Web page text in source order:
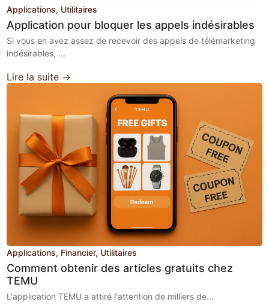
Applications Utilitaires
Application pour bloquer les appels indésirables
Si vous en avez assez de recevoir des appels de télémarketing
indésirables, ...
Lire la suite →
Applications Financier Utilitaires
Comment obtenir des articles gratuits chez
TEMU
L'application TEMU a attiré l'attention de milliers de...